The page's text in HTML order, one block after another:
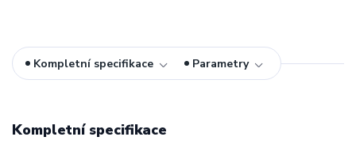
Kompletní specifikace Parametry
Kompletní specifikace